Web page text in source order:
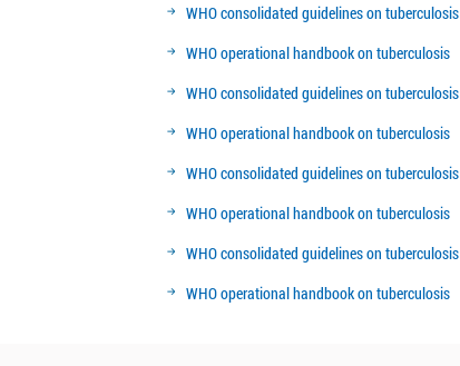
WHO consolidated guidelines on tuberculosis
WHO operational handbook on tuberculosis
WHO consolidated guidelines on tuberculosis
WHO operational handbook on tuberculosis
WHO consolidated guidelines on tuberculosis
WHO operational handbook on tuberculosis
WHO consolidated guidelines on tuberculosis
WHO operational handbook on tuberculosis